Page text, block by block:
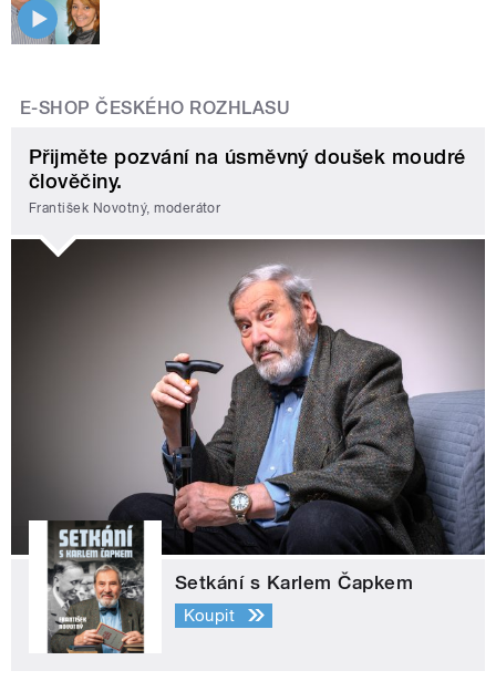
E-SHOP ČESKÉHO ROZHLASU
Přijměte pozvání na úsměvný doušek moudré
člověčiny.
František Novotný, moderátor
Setkání s Karlem Čapkem
Koupit